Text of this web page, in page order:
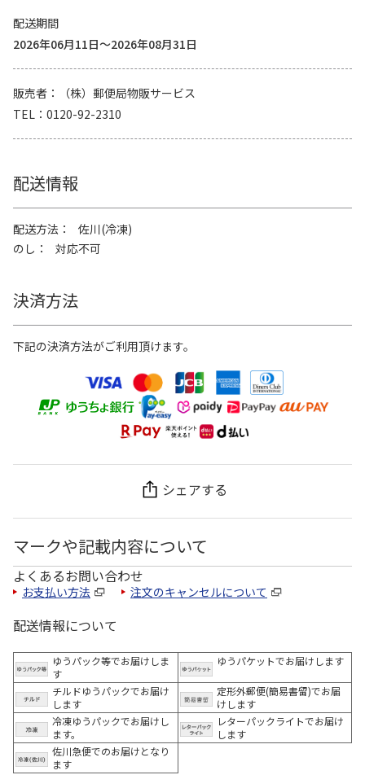
配送期間
2026年06月11日～2026年08月31日
販売者
（株）郵便局物販サービス
TEL
0120-92-2310
配送情報
配送方法
佐川(冷凍)
のし
対応不可
決済方法
下記の決済方法がご利用頂けます。
シェアする
マークや記載内容について
よくあるお問い合わせ
お支払い方法 注文のキャンセルについて
配送情報について
ゆうパック等でお届けしま
す
ゆうパケットでお届けします
チルドゆうパックでお届け
します
定形外郵便(簡易書留)でお届
けします
冷凍ゆうパックでお届けし
ます。
レターパックライトでお届け
します
佐川急便でのお届けとなり
ます